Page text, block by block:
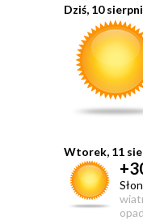
Dziś, 10
Wtorek, 11